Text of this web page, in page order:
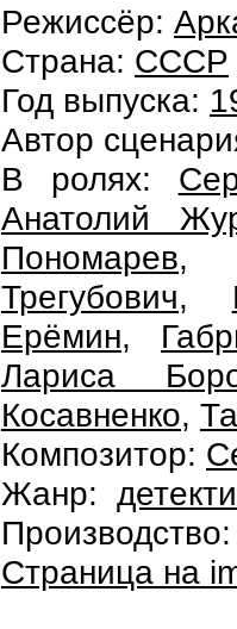
Режиссёр:
Страна: СССР
Год выпуска:
Автор
В ролях:
Анатолий
Пономарев
Трегубович,
Ерёмин,
Лариса
Косавненко,
Композитор:
Жанр:
Страница на